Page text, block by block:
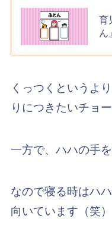
育
ん
くっつくというよ
りにつきたいチョー
一方で、ハハの手
なので寝る時はハ
向いています（笑）